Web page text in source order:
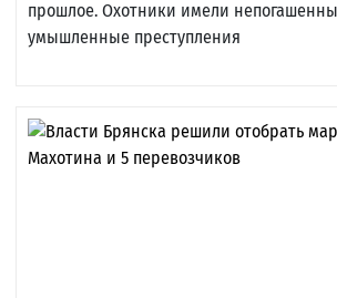
прошлое. Охотники имели
умышленные преступления